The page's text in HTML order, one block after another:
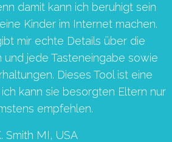
damit kann ich beruhigt sein
Kinder im Internet machen.
mir echte Details über die
und jede Tasteneingabe sowie
Dieses Tool ist eine
kann sie besorgten Eltern nur
empfehlen.
Smith MI, USA